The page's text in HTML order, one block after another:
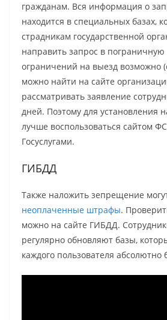
гражданам. Вся информация о
находится в специальных базах,
страдникам государственной
направить запрос в
ограничений на выезд возможно
можно найти на сайте
рассматривать заявление
дней. Поэтому для установления
лучше воспользоваться сайтом
Госуслугами.
ГИБДД
Также наложить зепрещение
неоплаченные штрафы.
можно на сайте ГИБДД.
регулярно обновляют базы,
каждого пользователя абсолютно